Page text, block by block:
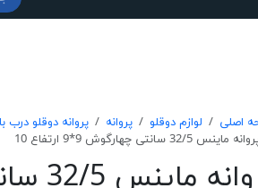
اصلی لوازم دوقلو پروانه
پروانه دوقلو درب
ماینس 32/5 سانتی چهارگوش 9*9 ارتفاع 10